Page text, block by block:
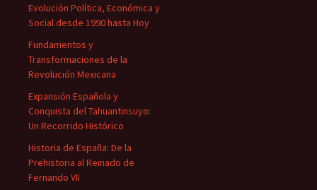
Evolución Política, Económica y
Social desde 1990 hasta Hoy
Fundamentos y
Transformaciones de la
Revolución Mexicana
Expansión Española y
Conquista del Tahuantinsuyo:
Un Recorrido Histórico
Historia de España: De la
Prehistoria al Reinado de
Fernando VII